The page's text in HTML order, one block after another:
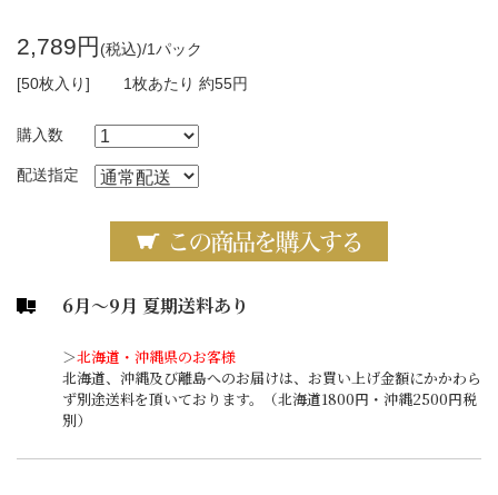
2,789円 (税込)/1パック
[50枚入り]
1枚あたり 約55円
購入数
配送指定
6月～9月 夏期送料あり
＞北海道・沖縄県のお客様
北海道、沖縄及び離島へのお届けは、お買い上げ金額にかかわら
ず別途送料を頂いております。（北海道1800円・沖縄2500円税
別）